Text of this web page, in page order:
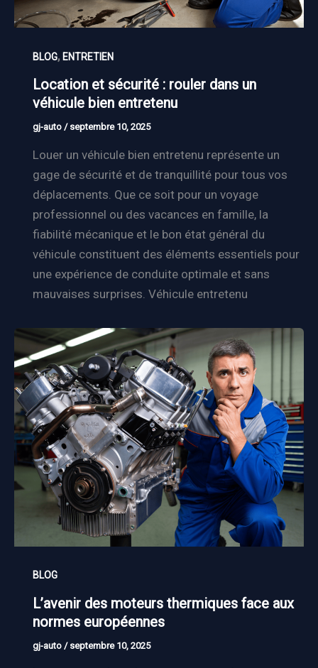
BLOG, ENTRETIEN
Location et sécurité : rouler dans un
véhicule bien entretenu
gj-auto / septembre 10, 2025
Louer un véhicule bien entretenu représente un
gage de sécurité et de tranquillité pour tous vos
déplacements. Que ce soit pour un voyage
professionnel ou des vacances en famille, la
fiabilité mécanique et le bon état général du
véhicule constituent des éléments essentiels pour
une expérience de conduite optimale et sans
mauvaises surprises. Véhicule entretenu
BLOG
L’avenir des moteurs thermiques face aux
normes européennes
gj-auto / septembre 10, 2025